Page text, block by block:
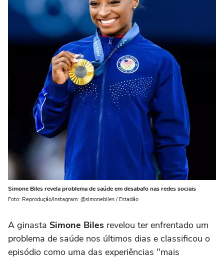
Simone Biles revela problema de saúde em desabafo nas redes sociais
Foto: Reprodução/Instagram: @simonebiles / Estadão
A ginasta Simone Biles revelou ter enfrentado um
problema de saúde nos últimos dias e classificou o
episódio como uma das experiências "mais